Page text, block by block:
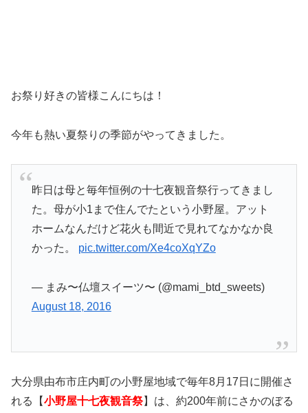
お祭り好きの皆様こんにちは！
今年も熱い夏祭りの季節がやってきました。
昨日は母と毎年恒例の十七夜観音祭行ってきまし
た。母が小1まで住んでたという小野屋。アット
ホームなんだけど花火も間近で見れてなかなか良
かった。 pic.twitter.com/Xe4coXqYZo
— まみ〜仏壇スイーツ〜 (@mami_btd_sweets)
August 18, 2016
大分県由布市庄内町の小野屋地域で毎年8月17日に開催さ
れる【小野屋十七夜観音祭】は、約200年前にさかのぼる